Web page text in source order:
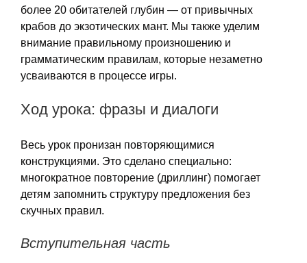
более 20 обитателей глубин — от привычных
крабов до экзотических мант. Мы также уделим
внимание правильному произношению и
грамматическим правилам, которые незаметно
усваиваются в процессе игры.
Ход урока: фразы и диалоги
Весь урок пронизан повторяющимися
конструкциями. Это сделано специально:
многократное повторение (дриллинг) помогает
детям запомнить структуру предложения без
скучных правил.
Вступительная часть